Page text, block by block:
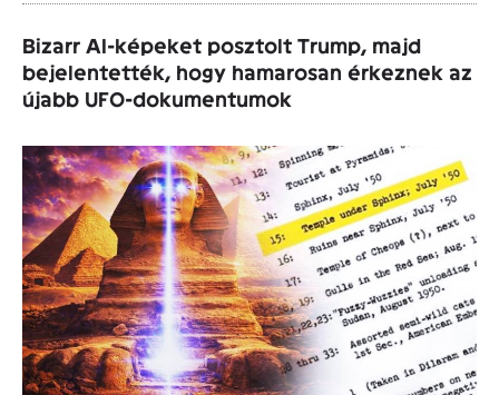
Bizarr AI-képeket posztolt Trump, majd
bejelentették, hogy hamarosan érkeznek az
újabb UFO-dokumentumok